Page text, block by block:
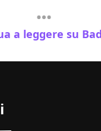
a leggere su